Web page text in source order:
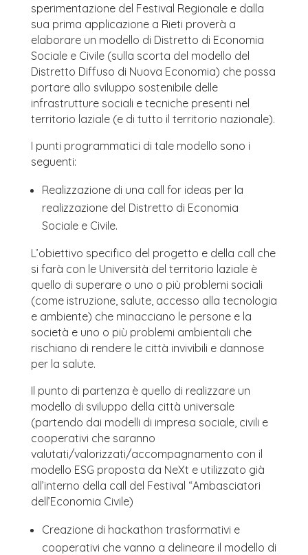
sperimentazione del Festival Regionale e dalla
sua prima applicazione a Rieti proverà a
elaborare un modello di Distretto di Economia
Sociale e Civile (sulla scorta del modello del
Distretto Diffuso di Nuova Economia) che possa
portare allo sviluppo sostenibile delle
infrastrutture sociali e tecniche presenti nel
territorio laziale (e di tutto il territorio nazionale).
I punti programmatici di tale modello sono i
seguenti:
Realizzazione di una call for ideas per la
realizzazione del Distretto di Economia
Sociale e Civile.
L’obiettivo specifico del progetto e della call che
si farà con le Università del territorio laziale è
quello di superare o uno o più problemi sociali
(come istruzione, salute, accesso alla tecnologia
e ambiente) che minacciano le persone e la
società e uno o più problemi ambientali che
rischiano di rendere le città invivibili e dannose
per la salute.
Il punto di partenza è quello di realizzare un
modello di sviluppo della città universale
(partendo dai modelli di impresa sociale, civili e
cooperativi che saranno
valutati/valorizzati/accompagnamento con il
modello ESG proposta da NeXt e utilizzato già
all’interno della call del Festival “Ambasciatori
dell’Economia Civile)
Creazione di hackathon trasformativi e
cooperativi che vanno a delineare il modello di